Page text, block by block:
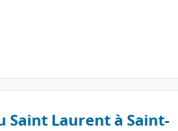
Saint Laurent à Saint-